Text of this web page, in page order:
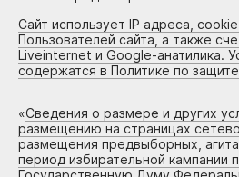
Сайт использует IP адреса,
Пользователей сайта, а также
Liveinternet и Google-анатилика.
содержатся в Политике по
«Сведения о размере и других
размещению на страницах
размещения предвыборных,
период избирательной кампании